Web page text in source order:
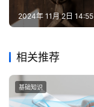
2024年 11月 2日 14:55
相关推荐
基础知识